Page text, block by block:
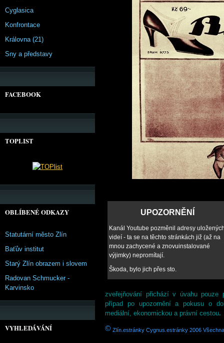
UPOZORNĚNÍ
Kanál Youtube pozměnil adresy
videí - ta se na těchto stránkách již (až na
mnou zachycené a znovuinstalované
výjimky) nepromítají.
Škoda, bylo jich přes sto.
zveřejňování přichází v úvahu pouze
případ po upozornění a pokusu o
mediální, ekonomickou a právní cestou.
© Zlín.estránky Cygnus.estránky 2006
Cyglasica
Konfrontace
Královna (21)
Sny a představy
FACEBOOK
TOPLIST
OBLÍBENÉ ODKAZY
Statutární město Zlín
Baťův institut
Starý Zlín obrazem i slovem
Radovan Schmucker -
Karvinsko
VYHLEDÁVÁNÍ